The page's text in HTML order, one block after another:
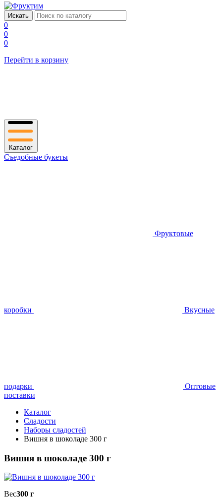
0
0
0
Перейти в корзину
Каталог
Съедобные букеты
Фруктовые
коробки Вкусные
подарки
Оптовые
поставки
Каталог
Сладости
Наборы сладостей
Вишня в шоколаде 300 г
Вишня в шоколаде 300 г
Вес300 г